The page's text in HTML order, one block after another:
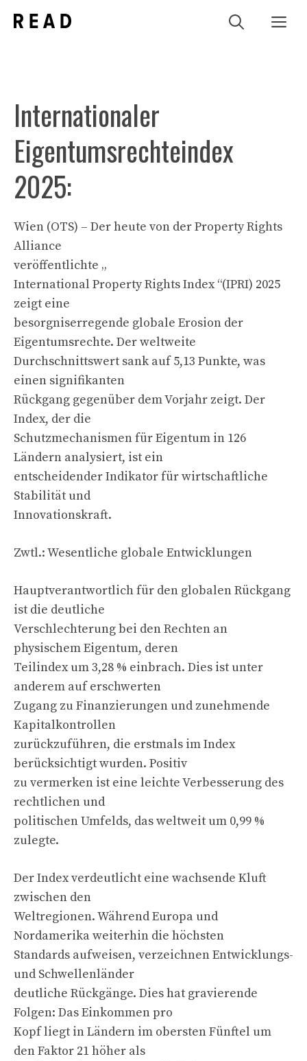
Inhalt
Internationaler
Eigentumsrechteindex
2025:
Wien (OTS) – Der heute von der Property Rights
Alliance
veröffentlichte „
International Property Rights Index “(IPRI) 2025
zeigt eine
besorgniserregende globale Erosion der
Eigentumsrechte. Der weltweite
Durchschnittswert sank auf 5,13 Punkte, was
einen signifikanten
Rückgang gegenüber dem Vorjahr zeigt. Der
Index, der die
Schutzmechanismen für Eigentum in 126
Ländern analysiert, ist ein
entscheidender Indikator für wirtschaftliche
Stabilität und
Innovationskraft.
Zwtl.: Wesentliche globale Entwicklungen
Hauptverantwortlich für den globalen Rückgang
ist die deutliche
Verschlechterung bei den Rechten an
physischem Eigentum, deren
Teilindex um 3,28 % einbrach. Dies ist unter
anderem auf erschwerten
Zugang zu Finanzierungen und zunehmende
Kapitalkontrollen
zurückzuführen, die erstmals im Index
berücksichtigt wurden. Positiv
zu vermerken ist eine leichte Verbesserung des
rechtlichen und
politischen Umfelds, das weltweit um 0,99 %
zulegte.
Der Index verdeutlicht eine wachsende Kluft
zwischen den
Weltregionen. Während Europa und
Nordamerika weiterhin die höchsten
Standards aufweisen, verzeichnen Entwicklungs-
und Schwellenländer
deutliche Rückgänge. Dies hat gravierende
Folgen: Das Einkommen pro
Kopf liegt in Ländern im obersten Fünftel um
den Faktor 21 höher als